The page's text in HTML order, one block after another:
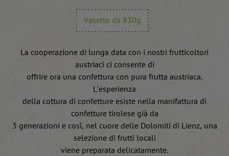
Vasetto da 830g
La cooperazione di lunga data con i nostri frutticoltori
austriaci ci consente di
offrire ora una confettura con pura frutta austriaca.
L’esperienza
della cottura di confetture esiste nella manifattura di
confetture tirolese già da
3 generazioni e così, nel cuore delle Dolomiti di Lienz, una
selezione di frutti locali
viene preparata delicatamente.